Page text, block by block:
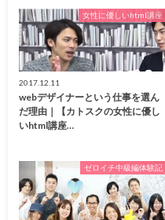
女性に優しいhtml講座
2017.12.11
webデザイナーという仕事を選ん
だ理由｜【カトスクの女性に優し
いhtml講座…
ゼロイチ中級編体験記